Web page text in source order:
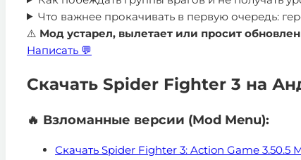
Что важнее прокачивать в первую очередь:
⚠️ Мод устарел, вылетает или просит
Написать 💬
Скачать Spider Fighter 3 на
🔥 Взломанные версии (Mod Menu):
Скачать Spider Fighter 3: Action Game